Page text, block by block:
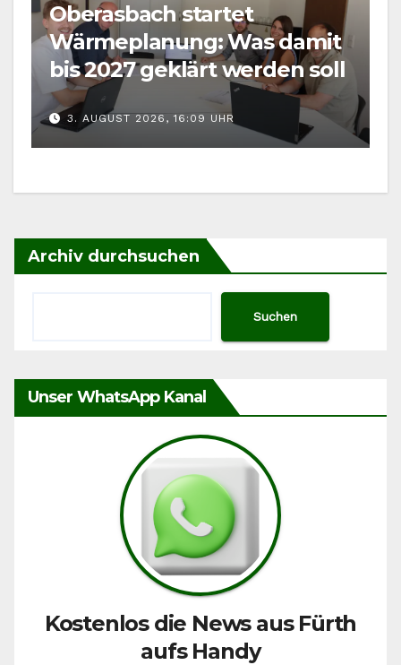
Oberasbach startet
Wärmeplanung: Was damit
bis 2027 geklärt werden soll
3. AUGUST 2026, 16:09 UHR
Archiv durchsuchen
Suchen
Unser WhatsApp Kanal
Kostenlos die News aus Fürth
aufs Handy